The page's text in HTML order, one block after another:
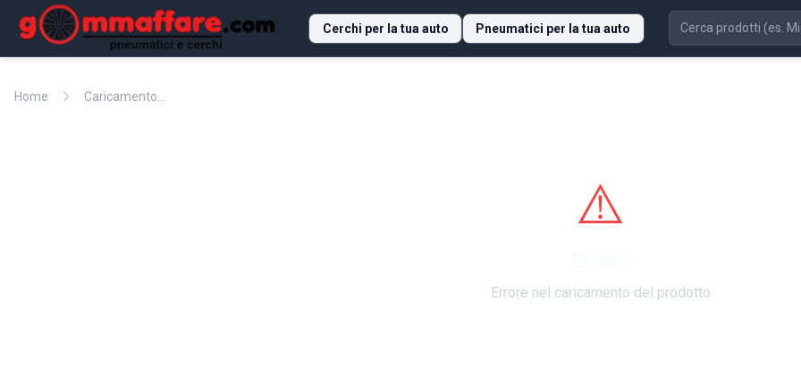
Cerchi per la tua auto Pneumatici per la tua auto
Home chevron_right Caricamento...
⚠️
Errore nel caricamento del prodotto